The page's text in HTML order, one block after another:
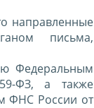
направленные
письма,
Федеральным
ФЗ, а также
ФНС России от